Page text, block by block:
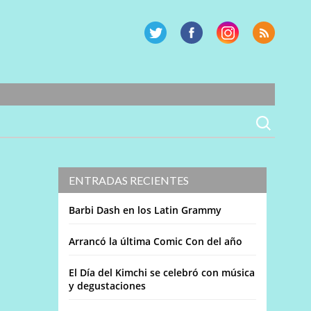
ENTRADAS RECIENTES
Barbi Dash en los Latin Grammy
Arrancó la última Comic Con del año
El Día del Kimchi se celebró con música
y degustaciones